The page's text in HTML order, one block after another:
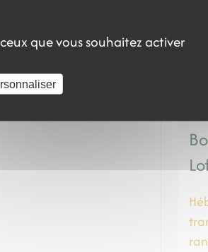
que vous souhaitez activer